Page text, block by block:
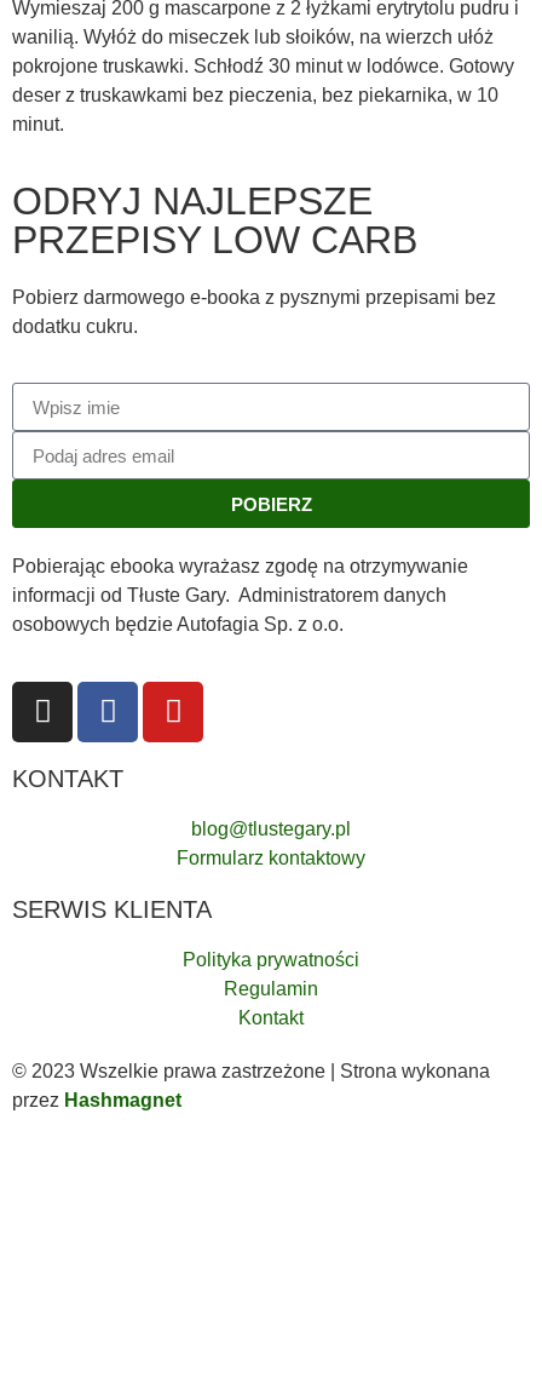
Wymieszaj 200 g mascarpone z 2 łyżkami erytrytolu pudru i
wanilią. Wyłóż do miseczek lub słoików, na wierzch ułóż
pokrojone truskawki. Schłodź 30 minut w lodówce. Gotowy
deser z truskawkami bez pieczenia, bez piekarnika, w 10
minut.
ODRYJ NAJLEPSZE
PRZEPISY LOW CARB
Pobierz darmowego e-booka z pysznymi przepisami bez
dodatku cukru.
POBIERZ
Pobierając ebooka wyrażasz zgodę na otrzymywanie
informacji od Tłuste Gary. Administratorem danych
osobowych będzie Autofagia Sp. z o.o.
KONTAKT
blog@tlustegary.pl
Formularz kontaktowy
SERWIS KLIENTA
Polityka prywatności
Regulamin
Kontakt
© 2023 Wszelkie prawa zastrzeżone | Strona wykonana
przez Hashmagnet